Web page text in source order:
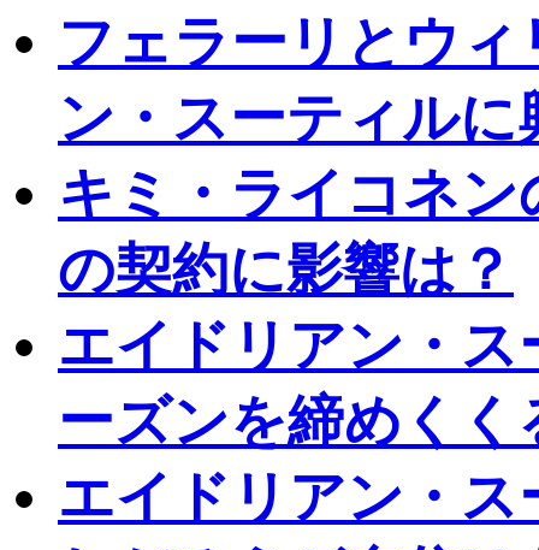
フェラーリとウ
ン・スーティルに
キミ・ライコネ
の契約に影響は？
エイドリアン・
ーズンを締めくく
エイドリアン・